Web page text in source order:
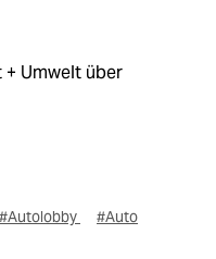
Umwelt über
#Autolobby
#Auto